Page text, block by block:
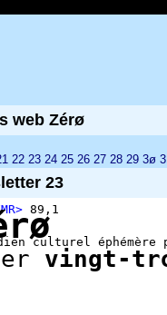
web Zérø
22 23 24 25 26 27 28 29 3ø
23
89,1
culturel éphémère
vingt-